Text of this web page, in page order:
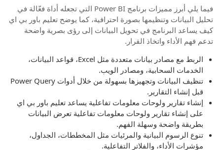
فيما يلي أبرز مميزات برنامج Power BI التي تجعله أداة فعّالة في
تحليل البيانات وتنظيمها بصورة احترافية، كما يوضح تعليم باور بي اي
كيف يساعد البرنامج في تحويل البيانات إلى رؤى بصرية واضحة
تدعم فهم الأداء واتخاذ القرار.
الربط مع مصادر بيانات متعددة مثل Excel، قواعد البيانات،
الخدمات السحابية، ومصادر الويب.
تنظيف البيانات وتجهيزها بسهولة من خلال أدوات Power Query
قبل إنشاء التقارير.
إنشاء تقارير ولوحات معلومات تفاعلية يساعد تعليم باور بي اي
على إنشاء تقارير ولوحات معلومات تفاعلية تعرض البيانات
بطريقة واضحة وسهلة الفهم.
تنوع الرسوم البيانية والمرئيات مثل المخططات، الجداول،
مؤشرات الأداء، والفلاتر التفاعلية.